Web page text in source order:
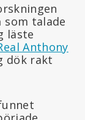
talade
läste
Anthony
dök rakt